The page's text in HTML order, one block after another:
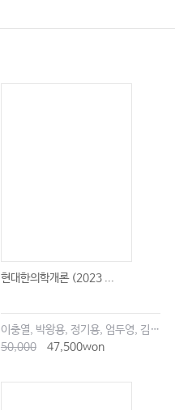
현대한의학개론 (2023 ...
이충열, 박왕용, 정기용, 엄두영, 김창업
50,000
47,500won